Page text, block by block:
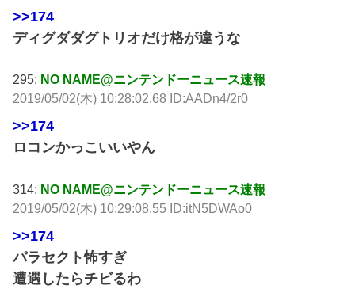
>>174
ディグダダグトリオだけ格が違うな
295: NO NAME@ニンテンドーニュース速報
2019/05/02(木) 10:28:02.68 ID:AADn4/2r0
>>174
ロコンかっこいいやん
314: NO NAME@ニンテンドーニュース速報
2019/05/02(木) 10:29:08.55 ID:itN5DWAo0
>>174
パラセクト怖すぎ
遭遇したらチビるわ